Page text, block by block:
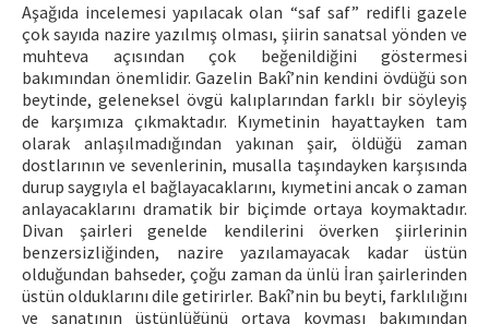
Aşağıda incelemesi yapılacak olan “saf saf” redifli gazele
çok sayıda nazire yazılmış olması, şiirin sanatsal yönden ve
muhteva açısından çok beğenildiğini göstermesi
bakımından önemlidir. Gazelin Bakî’nin kendini övdüğü son
beytinde, geleneksel övgü kalıplarından farklı bir söyleyiş
de karşımıza çıkmaktadır. Kıymetinin hayattayken tam
olarak anlaşılmadığından yakınan şair, öldüğü zaman
dostlarının ve sevenlerinin, musalla taşındayken karşısında
durup saygıyla el bağlayacaklarını, kıymetini ancak o zaman
anlayacaklarını dramatik bir biçimde ortaya koymaktadır.
Divan şairleri genelde kendilerini överken şiirlerinin
benzersizliğinden, nazire yazılamayacak kadar üstün
olduğundan bahseder, çoğu zaman da ünlü İran şairlerinden
üstün olduklarını dile getirirler. Bakî’nin bu beyti, farklılığını
ve sanatının üstünlüğünü ortaya koyması bakımından